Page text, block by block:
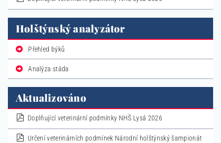
Holštýnský analyzátor
Přehled býků
Analýza stáda
Aktualizováno
pdf
Doplňující veterinární podmínky NHŠ Lysá 2026
pdf
Určení veterinárních podmínek Národní holštýnský šampionát